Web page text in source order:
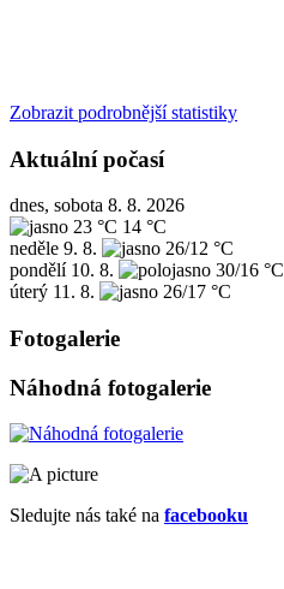
Zobrazit podrobnější statistiky
Aktuální počasí
dnes, sobota 8. 8. 2026
23 °C 14 °C
neděle 9. 8.
26/12 °C
pondělí 10. 8.
30/16 °C
úterý 11. 8. 26/17 °C
Fotogalerie
Náhodná fotogalerie
Sledujte nás také na facebooku